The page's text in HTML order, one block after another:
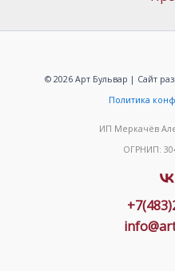
© 2026 Арт Бульвар | Сайт
Политика
ИП Меркачёв
ОГРНИП: